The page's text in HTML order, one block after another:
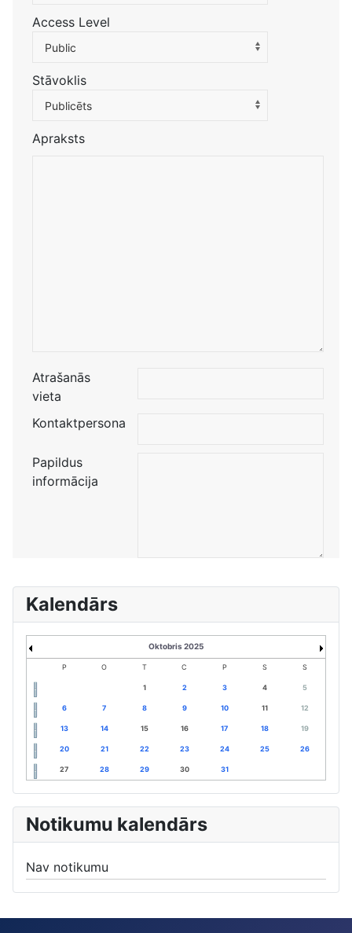
Access Level
Public
Stāvoklis
Publicēts
Apraksts
Atrašanās
vieta
Kontaktpersona
Papildus
informācija
Kalendārs
Oktobris 2025
P O T C P S S
1 2 3 4 5
6 7 8 9 10 11 12
13 14 15 16 17 18 19
20 21 22 23 24 25 26
27 28 29 30 31
Notikumu kalendārs
Nav notikumu